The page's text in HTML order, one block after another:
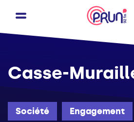
Société Engagement
Casse-